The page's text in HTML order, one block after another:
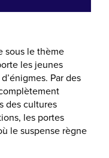
sous le thème
les jeunes
Par des
des cultures
les portes
le suspense règne